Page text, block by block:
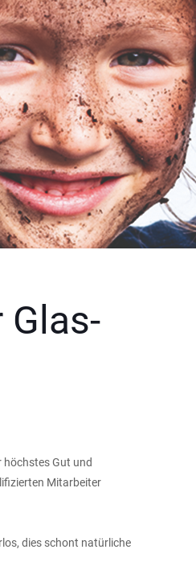
höchstes Gut und
Mitarbeiter
dies schont natürliche